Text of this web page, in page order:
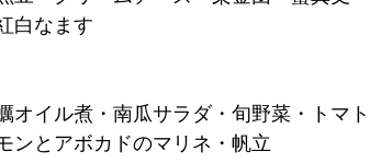
白なます
オイル煮・南瓜サラダ・旬野菜・トマ
ンとアボカドのマリネ・帆立